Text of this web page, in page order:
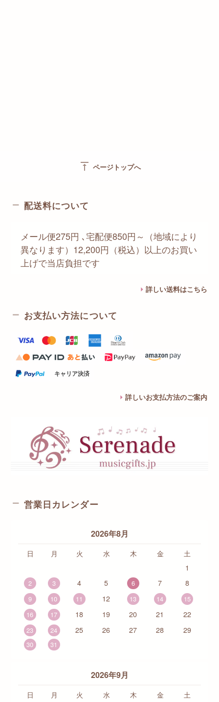
vertical_align_top ページトップへ
配送料について
メール便275円 ､宅配便850円～（地域により
異なります）12,200円（税込）以上のお買い
上げで当店負担です
詳しい送料はこちら
お支払い方法について
キャリア決済
詳しいお支払方法のご案内
営業日カレンダー
2026年8月
日 月 火 水 木 金
土
1
2 3 4 5 6 7 8
9 10 11 12 13 14
15
16
17 18 19 20 21 22
23 24 25 26 27 28 29
30 31
2026年9月
日 月 火 水 木 金
土